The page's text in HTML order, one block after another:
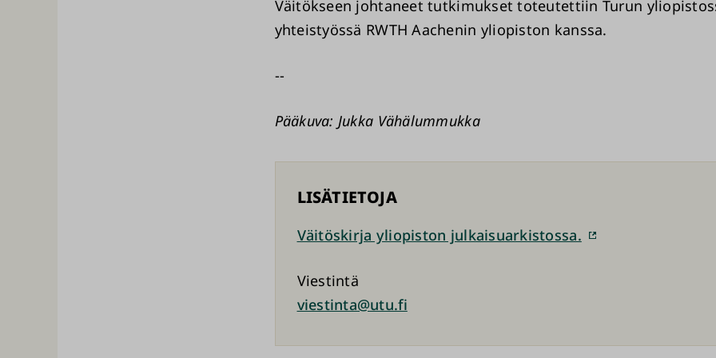
Väitökseen johtaneet tutkimukset toteutettiin Turun
yhteistyössä RWTH Aachenin yliopiston kanssa.
--
Pääkuva: Jukka Vähälummukka
LISÄTIETOJA
Väitöskirja yliopiston julkaisuarkistossa.
Viestintä
viestinta@utu.fi